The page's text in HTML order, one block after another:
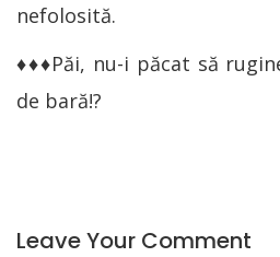
nefolosită.
♦♦♦Păi, nu-i păcat să
de bară!?
Leave Your Comment